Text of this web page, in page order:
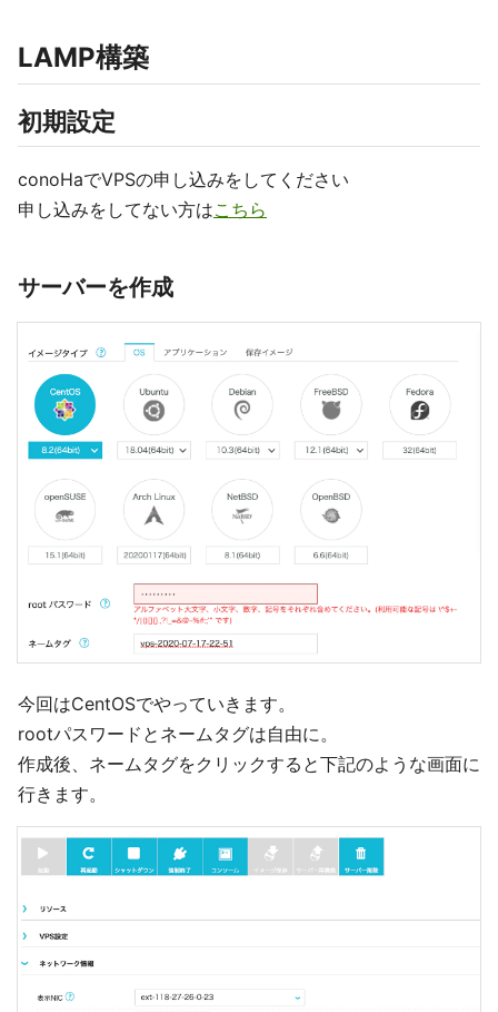
LAMP構築
初期設定
conoHaでVPSの申し込みをしてください
申し込みをしてない方はこちら
サーバーを作成
今回はCentOSでやっていきます。
rootパスワードとネームタグは自由に。
作成後、ネームタグをクリックすると下記のような画面に
行きます。